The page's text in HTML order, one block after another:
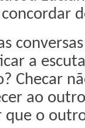
a
Checar
ao
o